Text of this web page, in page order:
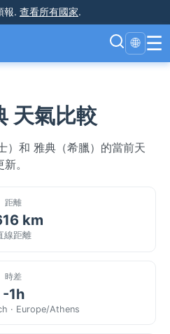
報. 查看所有國家.
🌐 ☰
天氣比較
）和 雅典（希臘）的當前天
。
距離
km
線距離
時差
-1h
· Europe/Athens